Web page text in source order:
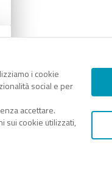
i cookie
social e per
accettare.
sui cookie utilizzati,